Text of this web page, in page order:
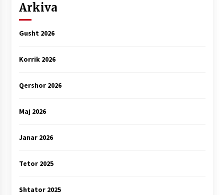
Arkiva
Gusht 2026
Korrik 2026
Qershor 2026
Maj 2026
Janar 2026
Tetor 2025
Shtator 2025